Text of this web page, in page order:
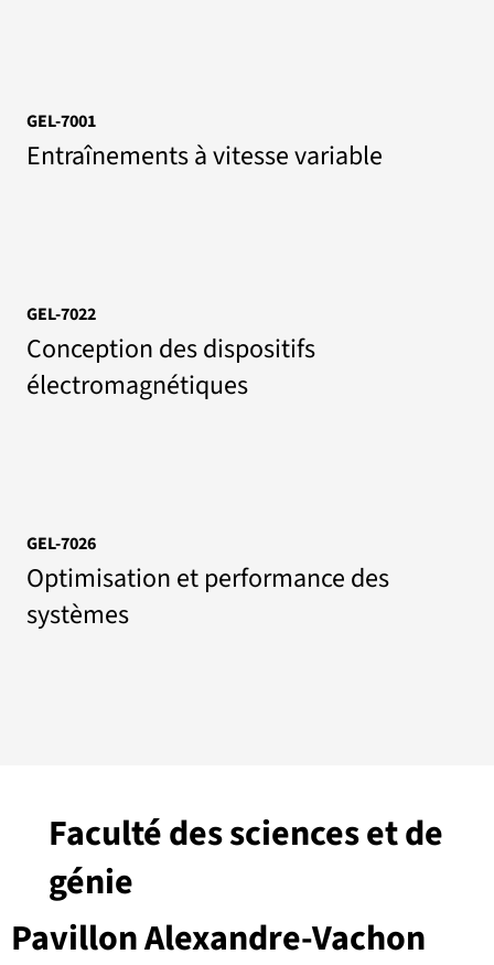
GEL-7001
Entraînements à vitesse variable
GEL-7022
Conception des dispositifs
électromagnétiques
GEL-7026
Optimisation et performance des
systèmes
Pavillon Alexandre-Vachon
Faculté des sciences et de
génie